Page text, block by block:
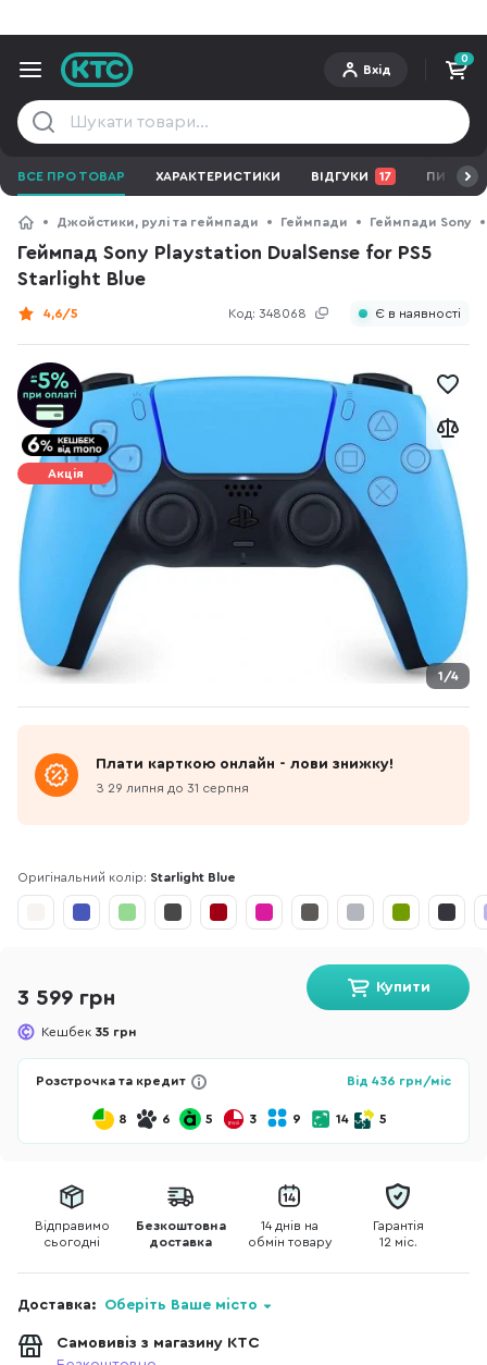
Вхід
0
ВСЕ ПРО ТОВАР ХАРАКТЕРИСТИКИ ВІДГУКИ 17
Джойстики, рулі та геймпади Геймпади Геймпади Sony
Геймпад Sony Playstation DualSense for PS5
Starlight Blue
Код: 348068
4,6/5 Є в наявності
1/4
Акція
Плати карткою онлайн - лови знижку!
З 29 липня до 31 серпня
Оригінальний колір: Starlight Blue
3 599 грн
Кешбек 35 грн
Купити
Розстрочка та кредит Від 436 грн/міс
8 6 5 3 9 14 5
Відправимо
сьогодні
Безкоштовна
доставка
14 днів на
обмін товару
Гарантія
12 міс.
Доставка: Оберіть Ваше місто
Самовивіз з магазину КТС